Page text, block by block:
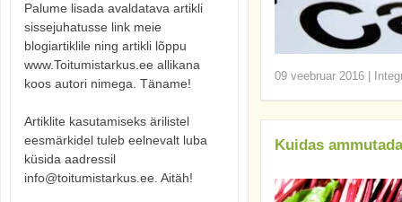
09 veebruar 2016
Kuidas
Palume lisada avaldatava artikli
sissejuhatusse link meie
blogiartiklile ning artikli lõppu
www.Toitumistarkus.ee allikana
koos autori nimega. Täname!
Artiklite kasutamiseks ärilistel
eesmärkidel tuleb eelnevalt luba
küsida aadressil
info@toitumistarkus.ee. Aitäh!